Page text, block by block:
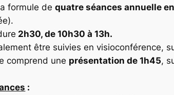
formule dequatre séances annuelle
2h30, de 10h30 à 13h.
être suivies en visioconférence,
comprend une présentation de 1h45,
: